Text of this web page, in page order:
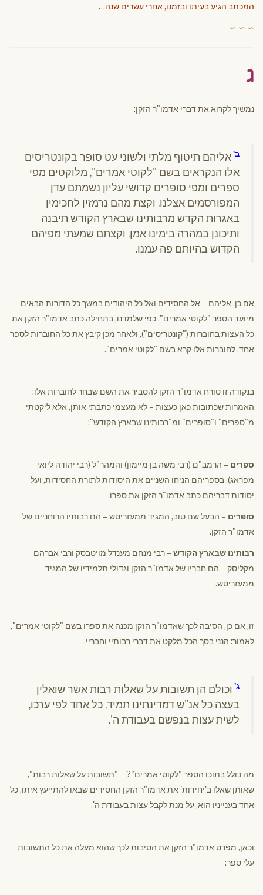
המכתב הגיע בעיתו ובזמנו, אחרי עשרים שנה…
∼ ∼ ∼
ג
נמשיך לקרוא את דברי אדמו"ר הזקן:
ב'אליהם תיטוף מלתי ולשוני עט סופר בקונטריסים
אלו הנקראים בשם "לקוטי אמרים", מלוקטים מפי
ספרים ומפי סופרים קדושי עליון נשמתם עדן
המפורסמים אצלנו, וקצת מהם נרמזין לחכימין
באגרות הקדש מרבותינו שבארץ הקודש תיבנה
ותיכונן במהרה בימינו אמן. וקצתם שמעתי מפיהם
הקדוש בהיותם פה עמנו.
אם כן, אליהם – אל החסידים ואל כל היהודים במשך כל הדורות הבאים –
מיועד הספר "לקוטי אמרים". כפי שלמדנו, בתחילה כתב אדמו"ר הזקן את
כל העצות בחוברות ("קונטריסים"), ולאחר מכן קיבץ את כל החוברות לספר
אחד. לחוברות אלו קרא בשם "לקוטי אמרים".
בנקודה זו טורח אדמו"ר הזקן להסביר את השם שבחר לחוברות אלו:
האמרות שכתובות כאן כעצות – לא מעצמי כתבתי אותן, אלא ליקטתי
מ"ספרים" ו"סופרים" ומ"רבותינו שבארץ הקודש":
ספרים – הרמב"ם (רבי משה בן מיימון) והמהר"ל (רבי יהודה ליואי
מפראג). בספריהם הניחו השניים את היסודות לתורת החסידות, ועל
יסודות דבריהם כתב אדמו"ר הזקן את ספרו.
סופרים – הבעל שם טוב, המגיד ממעזריטש – הם רבותיו הרוחניים של
אדמו"ר הזקן.
רבותינו שבארץ הקודש – רבי מנחם מענדל מויטבסק ורבי אברהם
מקליסק – הם חבריו של אדמו"ר הזקן וגדולי תלמידיו של המגיד
ממעזריטש.
זו, אם כן, הסיבה לכך שאדמו"ר הזקן מכנה את ספרו בשם "לקוטי אמרים",
לאמור: הנני בסך הכל מלקט את דברי רבותיי וחבריי.
ג' וכולם הן תשובות על שאלות רבות אשר שואלין
בעצה כל אנ"ש דמדינתינו תמיד, כל אחד לפי ערכו,
לשית עצות בנפשם בעבודת ה'.
מה כולל בתוכו הספר "לקוטי אמרים"? – "תשובות על שאלות רבות",
שאותן שאלו ב'יחידות' את אדמו"ר הזקן החסידים שבאו להתייעץ איתו, כל
אחד בענייניו הוא, על מנת לקבל עצות בעבודת ה'.
וכאן, מפרט אדמו"ר הזקן את הסיבות לכך שהוא מעלה את כל התשובות
עלי ספר: